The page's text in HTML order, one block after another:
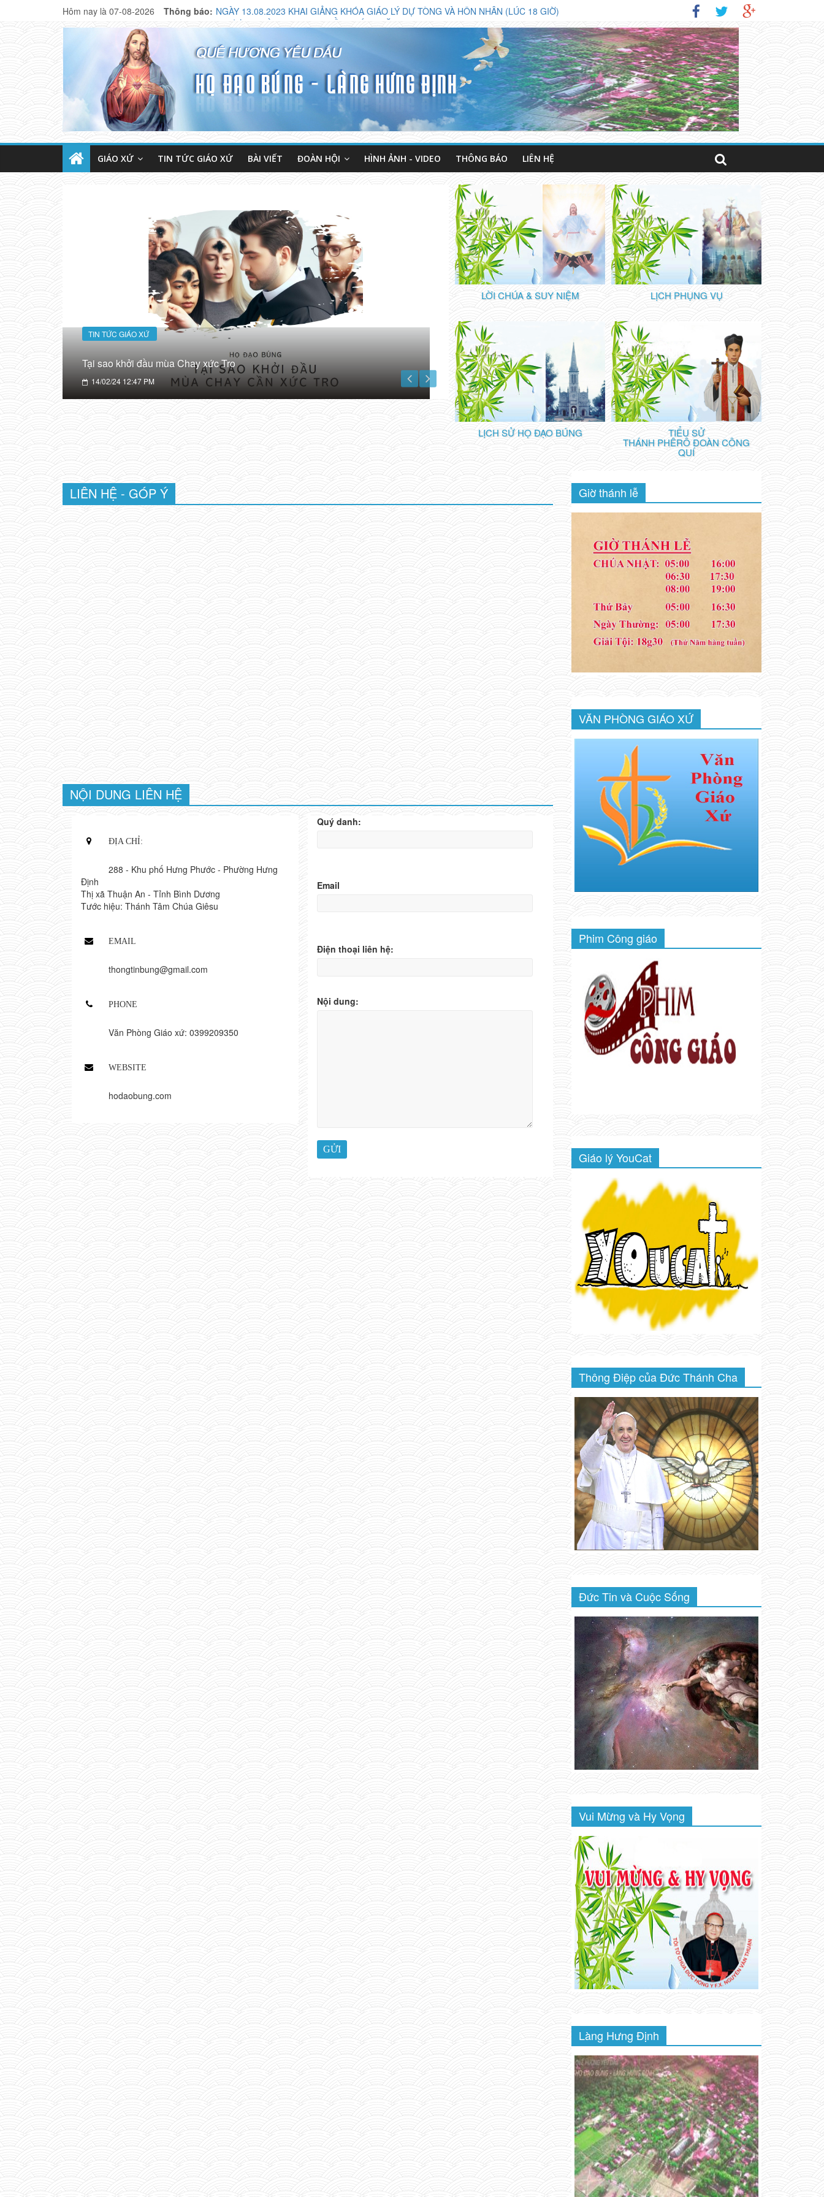
Hôm nay là 07-08-2026 Thông báo: NGÀY 13.08.2023 KHAI GIẢNG KHÓA GIÁO LÝ DỰ TÒNG VÀ HÔN NHÂN (LÚC 18 GIỜ)
CHƯƠNG TRÌNH MỤC VỤ TUẦN THÁNH NĂM 2023
THÔNG BÁO MỞ LỚP GIÁO LÝ DỰ TÒNG HÔN NHÂN
GIÁO XỨ TIN TỨC GIÁO XỨ BÀI VIẾT ĐOÀN HỘI HÌNH ẢNH - VIDEO THÔNG BÁO LIÊN HỆ
TIN TỨC GIÁO XỨ
40 ngày Chay Thánh - Họ Đạo Búng
13/02/24 20:25 PM
TIN TỨC GIÁO XỨ
Tháng 10 - suy niệm kinh Mân Côi lấy Chúa Kitô là trung tâm
30/09/23 17:04 PM
LỜI CHÚA & SUY NIỆM LỊCH PHỤNG VỤ
LỊCH SỬ HỌ ĐẠO BÚNG TIỂU SỬ
THÁNH PHÊRÔ ĐOÀN CÔNG
QUÍ
LIÊN HỆ - GÓP Ý
NỘI DUNG LIÊN HỆ
ĐỊA CHỈ:
288 - Khu phố Hưng Phước - Phường Hưng
Định
Thị xã Thuận An - Tỉnh Bình Dương
Tước hiệu: Thánh Tâm Chúa Giêsu
EMAIL
thongtinbung@gmail.com
PHONE
Văn Phòng Giáo xứ: 0399209350
WEBSITE
hodaobung.com
Quý danh:
Email
Điện thoại liên hệ:
Nội dung:
Giờ thánh lễ
VĂN PHÒNG GIÁO XỨ
Phim Công giáo
Giáo lý YouCat
Thông Điệp của Đức Thánh Cha
Đức Tin và Cuộc Sống
Vui Mừng và Hy Vọng
Làng Hưng Định